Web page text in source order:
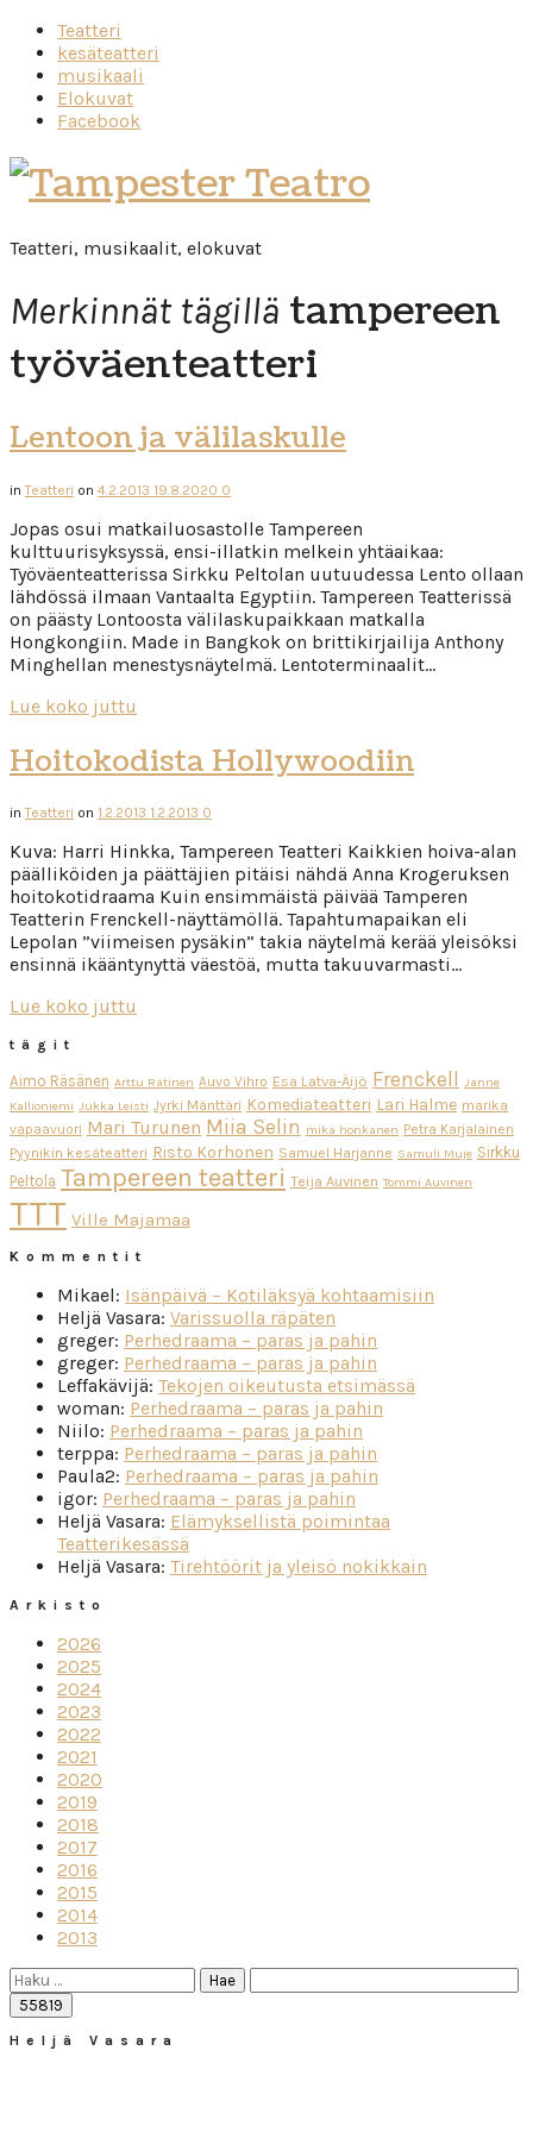
Teatteri
kesäteatteri
musikaali
Elokuvat
Facebook
Tampester
Teatro
Teatteri, musikaalit, elokuvat
Merkinnät tägillä tampereen
työväenteatteri
Lentoon ja välilaskulle
inTeatteri on 4.2.2013 19.8.2020 0
Jopas osui matkailuosastolle Tampereen
kulttuurisyksyssä, ensi-illatkin melkein yhtäaikaa:
Työväenteatterissa Sirkku Peltolan uutuudessa Lento ollaan
lähdössä ilmaan Vantaalta Egyptiin. Tampereen Teatterissä
on päästy Lontoosta välilaskupaikkaan matkalla
Hongkongiin. Made in Bangkok on brittikirjailija Anthony
Minghellan menestysnäytelmä. Lentoterminaalit…
Lue koko juttu
Hoitokodista Hollywoodiin
inTeatteri on 1.2.2013 1.2.2013 0
Kuva: Harri Hinkka, Tampereen Teatteri Kaikkien hoiva-alan
päälliköiden ja päättäjien pitäisi nähdä Anna Krogeruksen
hoitokotidraama Kuin ensimmäistä päivää Tamperen
Teatterin Frenckell-näyttämöllä. Tapahtumapaikan eli
Lepolan ”viimeisen pysäkin” takia näytelmä kerää yleisöksi
ensinnä ikääntynyttä väestöä, mutta takuuvarmasti…
Lue koko juttu
tägit
Aimo Räsänen Arttu Ratinen Auvo Vihro Esa Latva-Äijö Frenckell Janne
Kallioniemi Jukka Leisti Jyrki Mänttäri Komediateatteri Lari Halme marika
vapaavuori Mari Turunen Miia Selin mika honkanen Petra Karjalainen
Pyynikin kesäteatteri Risto Korhonen Samuel Harjanne Samuli Muje Sirkku
Peltola Tampereen teatteri Teija Auvinen Tommi Auvinen
TTT Ville Majamaa
Kommentit
Mikael: Isänpäivä – Kotiläksyä kohtaamisiin
Heljä Vasara: Varissuolla räpäten
greger: Perhedraama – paras ja pahin
greger: Perhedraama – paras ja pahin
Leffakävijä: Tekojen oikeutusta etsimässä
woman: Perhedraama – paras ja pahin
Niilo: Perhedraama – paras ja pahin
terppa: Perhedraama – paras ja pahin
Paula2: Perhedraama – paras ja pahin
igor: Perhedraama – paras ja pahin
Heljä Vasara: Elämyksellistä poimintaa
Teatterikesässä
Heljä Vasara: Tirehtöörit ja yleisö nokikkain
Arkisto
2026
2025
2024
2023
2022
2021
2020
2019
2018
2017
2016
2015
2014
2013
Haku:
Heljä Vasara